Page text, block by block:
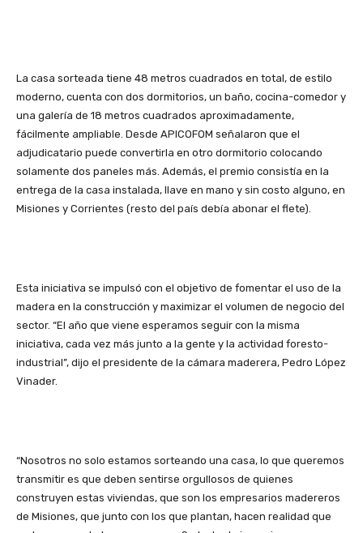
La casa sorteada tiene 48 metros cuadrados en total, de estilo
moderno, cuenta con dos dormitorios, un baño, cocina-comedor y
una galería de 18 metros cuadrados aproximadamente,
fácilmente ampliable. Desde APICOFOM señalaron que el
adjudicatario puede convertirla en otro dormitorio colocando
solamente dos paneles más. Además, el premio consistía en la
entrega de la casa instalada, llave en mano y sin costo alguno, en
Misiones y Corrientes (resto del país debía abonar el flete).
Esta iniciativa se impulsó con el objetivo de fomentar el uso de la
madera en la construcción y maximizar el volumen de negocio del
sector. “El año que viene esperamos seguir con la misma
iniciativa, cada vez más junto a la gente y la actividad foresto-
industrial”, dijo el presidente de la cámara maderera, Pedro López
Vinader.
“Nosotros no solo estamos sorteando una casa, lo que queremos
transmitir es que deben sentirse orgullosos de quienes
construyen estas viviendas, que son los empresarios madereros
de Misiones, que junto con los que plantan, hacen realidad que